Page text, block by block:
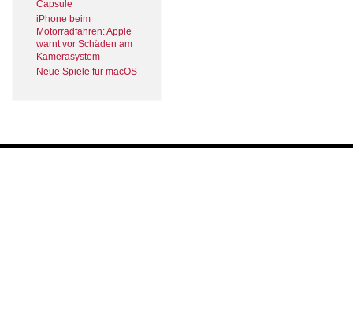
Capsule
iPhone beim
Motorradfahren: Apple
warnt vor Schäden am
Kamerasystem
Neue Spiele für macOS